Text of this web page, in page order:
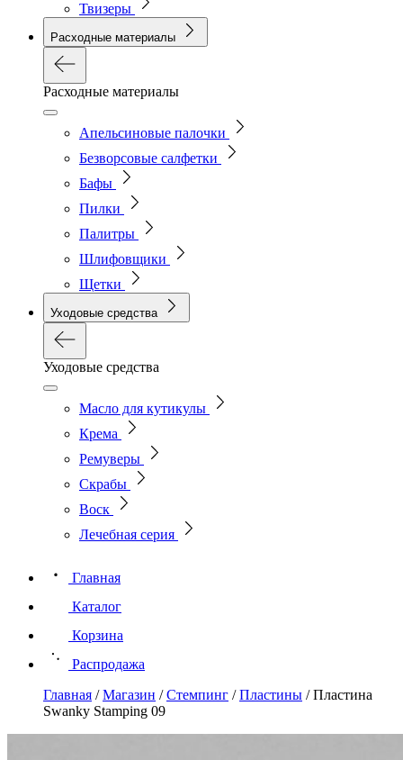
Твизеры
Расходные материалы
Расходные материалы
Апельсиновые палочки
Безворсовые салфетки
Бафы
Пилки
Палитры
Шлифовщики
Щетки
Уходовые средства
Уходовые средства
Масло для кутикулы
Крема
Ремуверы
Скрабы
Воск
Лечебная серия
Главная
Каталог
Корзина
Распродажа
Главная /Магазин /Стемпинг /Пластины /Пластина
Swanky Stamping 09